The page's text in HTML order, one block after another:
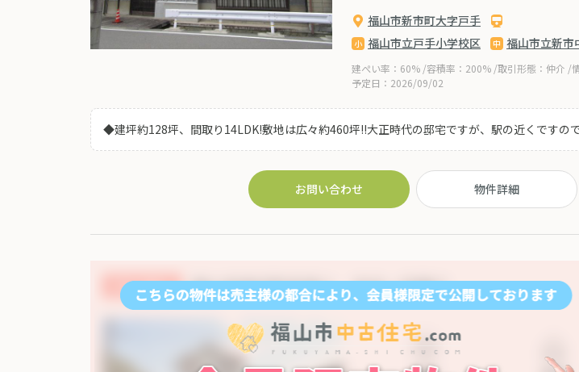
福山市新市町大字戸手
福山市立戸手小学校区
福山市立新市
建ぺい率：60% /容積率：200% /取引形態：仲介 /
予定日：2026/09/02
◆建坪約128坪、間取り14LDK!敷地は広々約460坪!!大正時代の邸宅ですが、駅の近くですの
フォームをされて事業でのご活用もオススメです♪
お問い合わせ 物件詳細